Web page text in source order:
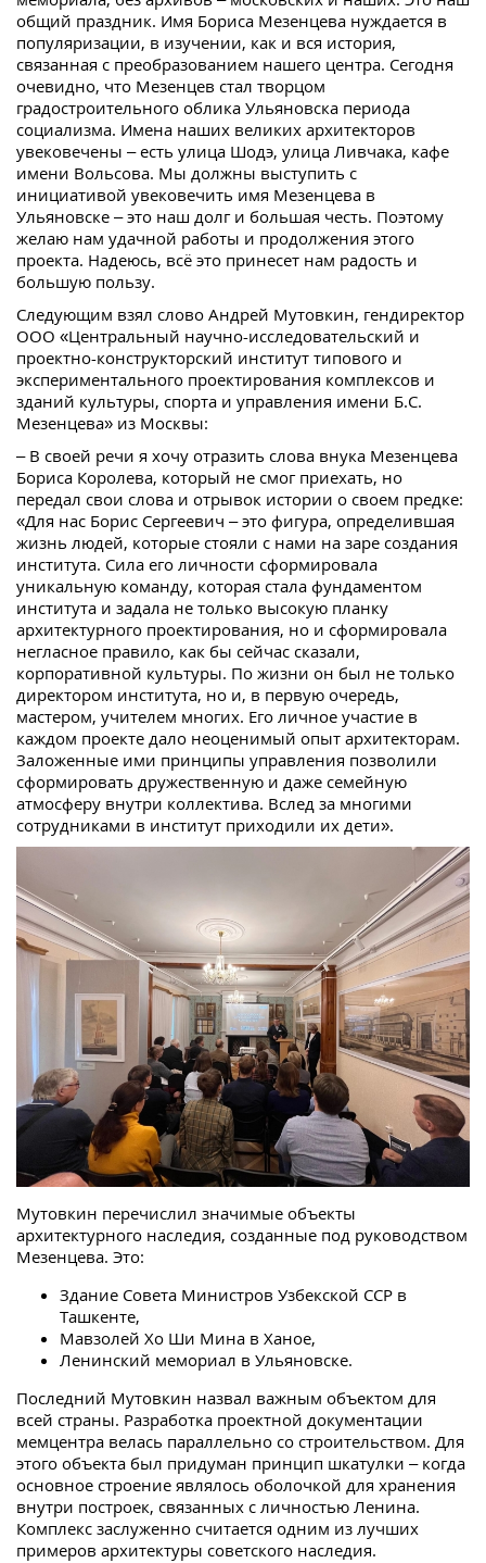
общий праздник. Имя Бориса Мезенцева нуждается в
популяризации, в изучении, как и вся история,
связанная с преобразованием нашего центра. Сегодня
очевидно, что Мезенцев стал творцом
градостроительного облика Ульяновска периода
социализма. Имена наших великих архитекторов
увековечены – есть улица Шодэ, улица Ливчака, кафе
имени Вольсова. Мы должны выступить с
инициативой увековечить имя Мезенцева в
Ульяновске – это наш долг и большая честь. Поэтому
желаю нам удачной работы и продолжения этого
проекта. Надеюсь, всё это принесет нам радость и
большую пользу.
Следующим взял слово Андрей Мутовкин, гендиректор
ООО «Центральный научно-исследовательский и
проектно-конструкторский институт типового и
экспериментального проектирования комплексов и
зданий культуры, спорта и управления имени Б.С.
Мезенцева» из Москвы:
– В своей речи я хочу отразить слова внука Мезенцева
Бориса Королева, который не смог приехать, но
передал свои слова и отрывок истории о своем предке:
«Для нас Борис Сергеевич – это фигура, определившая
жизнь людей, которые стояли с нами на заре создания
института. Сила его личности сформировала
уникальную команду, которая стала фундаментом
института и задала не только высокую планку
архитектурного проектирования, но и сформировала
негласное правило, как бы сейчас сказали,
корпоративной культуры. По жизни он был не только
директором института, но и, в первую очередь,
мастером, учителем многих. Его личное участие в
каждом проекте дало неоценимый опыт архитекторам.
Заложенные ими принципы управления позволили
сформировать дружественную и даже семейную
атмосферу внутри коллектива. Вслед за многими
сотрудниками в институт приходили их дети».
Мутовкин перечислил значимые объекты
архитектурного наследия, созданные под руководством
Мезенцева. Это:
Здание Совета Министров Узбекской ССР в
Ташкенте,
Мавзолей Хо Ши Мина в Ханое,
Ленинский мемориал в Ульяновске.
Последний Мутовкин назвал важным объектом для
всей страны. Разработка проектной документации
мемцентра велась параллельно со строительством. Для
этого объекта был придуман принцип шкатулки – когда
основное строение являлось оболочкой для хранения
внутри построек, связанных с личностью Ленина.
Комплекс заслуженно считается одним из лучших
примеров архитектуры советского наследия.